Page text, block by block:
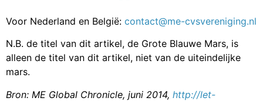
Voor Nederland en België: contact@me-cvsvereniging.nl
N.B. de titel van dit artikel, de Grote Blauwe Mars, is
alleen de titel van dit artikel, niet van de uiteindelijke
mars.
Bron: ME Global Chronicle, juni 2014, http://let-